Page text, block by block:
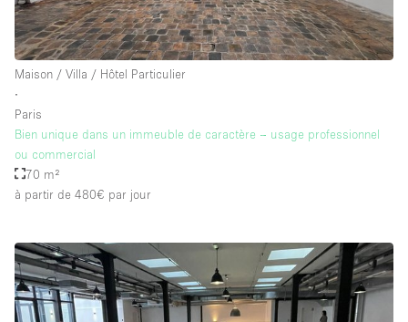
Maison / Villa / Hôtel Particulier
∙
Paris
Bien unique dans un immeuble de caractère – usage professionnel
ou commercial
70 m²
à partir de 480€ par jour